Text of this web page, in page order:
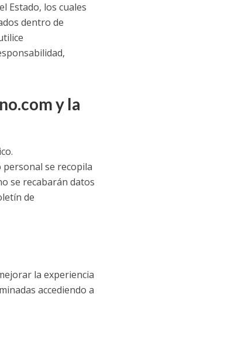
Estado, los cuales
dentro de
y la
se recopila
se recabarán datos
de
la experiencia
accediendo a